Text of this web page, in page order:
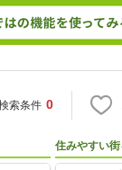
索条件 0
住みやすい